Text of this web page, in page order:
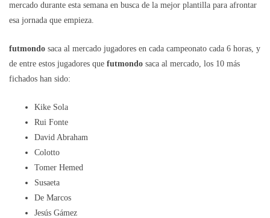
mercado durante esta semana en busca de la mejor plantilla para afrontar
esa jornada que empieza.
futmondo saca al mercado jugadores en cada campeonato cada 6 horas, y
de entre estos jugadores que futmondo saca al mercado, los 10 más
fichados han sido:
Kike Sola
Rui Fonte
David Abraham
Colotto
Tomer Hemed
Susaeta
De Marcos
Jesús Gámez